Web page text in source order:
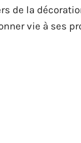
de la
vie à ses